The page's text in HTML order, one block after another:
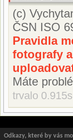
(c)
ČSN ISO
Pravidla
fotografy
Máte
trvalo
Odkazy, které by vás